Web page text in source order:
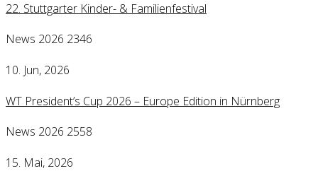
22. Stuttgarter Kinder- & Familienfestival
News 2026 2346
10. Jun, 2026
WT President’s Cup 2026 – Europe Edition in Nürnberg
News 2026 2558
15. Mai, 2026